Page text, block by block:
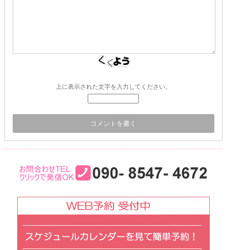
上に表示された文字を入力してください。